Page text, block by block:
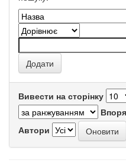
Вивести на сторінку
Автори